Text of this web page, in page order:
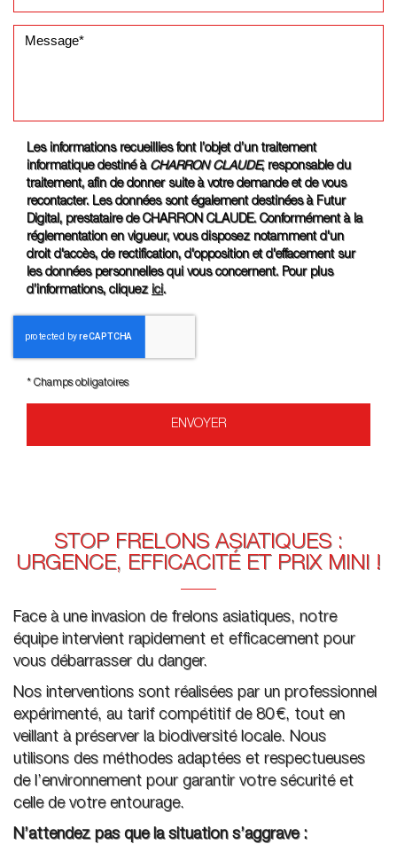
Les informations recueillies font l’objet d’un traitement
informatique destiné à
CHARRON CLAUDE, responsable du
traitement, afin de donner suite à votre demande et de vous
recontacter. Les données sont également destinées à Futur
Digital, prestataire de CHARRON CLAUDE. Conformément à la
réglementation en vigueur, vous disposez notamment d'un
droit d'accès, de rectification, d'opposition et d'effacement sur
les données personnelles qui vous concernent. Pour plus
d’informations, cliquez ici.
*Champs obligatoires
STOP FRELONS ASIATIQUES :
URGENCE, EFFICACITÉ ET PRIX MINI !
Face à une invasion de frelons asiatiques, notre
équipe intervient rapidement et efficacement pour
vous débarrasser du danger.
Nos interventions sont réalisées par un professionnel
expérimenté, au tarif compétitif de 80 €, tout en
veillant à préserver la biodiversité locale. Nous
utilisons des méthodes adaptées et respectueuses
de l’environnement pour garantir votre sécurité et
celle de votre entourage.
N’attendez pas que la situation s’aggrave :